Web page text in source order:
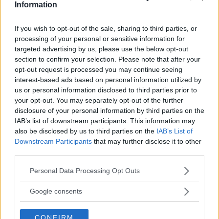
Information
If you wish to opt-out of the sale, sharing to third parties, or
processing of your personal or sensitive information for
targeted advertising by us, please use the below opt-out
section to confirm your selection. Please note that after your
opt-out request is processed you may continue seeing
interest-based ads based on personal information utilized by
us or personal information disclosed to third parties prior to
your opt-out. You may separately opt-out of the further
disclosure of your personal information by third parties on the
IAB’s list of downstream participants. This information may
also be disclosed by us to third parties on the IAB’s List of
Downstream Participants that may further disclose it to other
Please note that this website/app uses one or more Google
not limited to your visit or usage behaviour. You may click to
use your data for below specified purposes in below Google
Personal Data Processing Opt Outs
Google consents
CONFIRM
me. Quantunque fossi suo nemico, mi
chiedeva quasi perdono. Intanto i ceri
bruciavano, i ceri da morto, i miei ceri da
morto! E dalla chiesa di San Pietro non
giungeva il suono delle campane. E io non
ho mai un orologio con me, e non sapevo
che ora fosse. «Franz, il conto!» dissi al
cane e lui mi saltò in grembo. Presi un
pezzetto di zucchero e glielo porsi. Non lo
prese. Si limitò a guaire. E subito dopo mi
leccò la mano, dalla quale non aveva
accolto il dono. Spensi ora una candela.
saracinesca dall'interno. In realtà volevo
sfuggire al cane e al suo amore. Quando
uscii sulla strada, la pertica in mano per